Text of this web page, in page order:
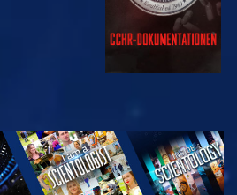
SERIE
ENTDECKEN